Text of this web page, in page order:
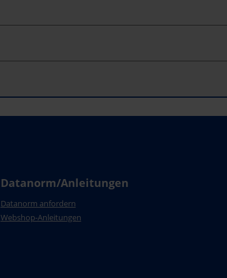
Datanorm/Anleitungen
Datanorm anfordern
Webshop-Anleitungen